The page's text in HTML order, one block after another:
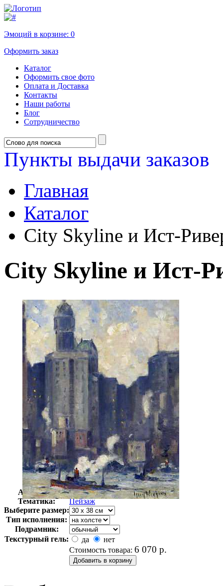
Эмоций в корзине: 0
Оформить заказ
Каталог
Оформить свое фото
Оплата и Доставка
Контакты
Наши работы
Блог
Сотрудничество
Пункты выдачи заказов
Главная
Каталог
City Skyline и Ист-
City Skyline и Ист-
Автор:
Уиггинс Гай
Арт-стиль
Импрессионизм
Тематика:
Пейзаж
Выберите размер:
Тип исполнения:
Подрамник:
Текстурный гель:
да
нет
Стоимость товара: 6 070 р.